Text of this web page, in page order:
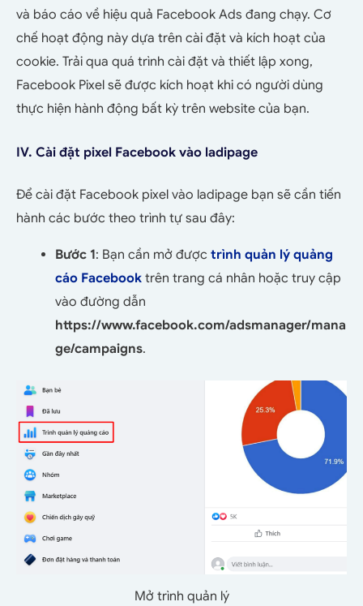
và báo cáo về hiệu quả Facebook Ads đang chạy. Cơ
chế hoạt động này dựa trên cài đặt và kích hoạt của
cookie. Trải qua quá trình cài đặt và thiết lập xong,
Facebook Pixel sẽ được kích hoạt khi có người dùng
thực hiện hành động bất kỳ trên website của bạn.
IV. Cài đặt pixel Facebook vào ladipage
Để cài đặt Facebook pixel vào ladipage bạn sẽ cần tiến
hành các bước theo trình tự sau đây:
Bước 1: Bạn cần mở được trình quản lý quảng
cáo Facebook trên trang cá nhân hoặc truy cập
vào đường dẫn
https://www.facebook.com/adsmanager/mana
ge/campaigns.
Mở trình quản lý